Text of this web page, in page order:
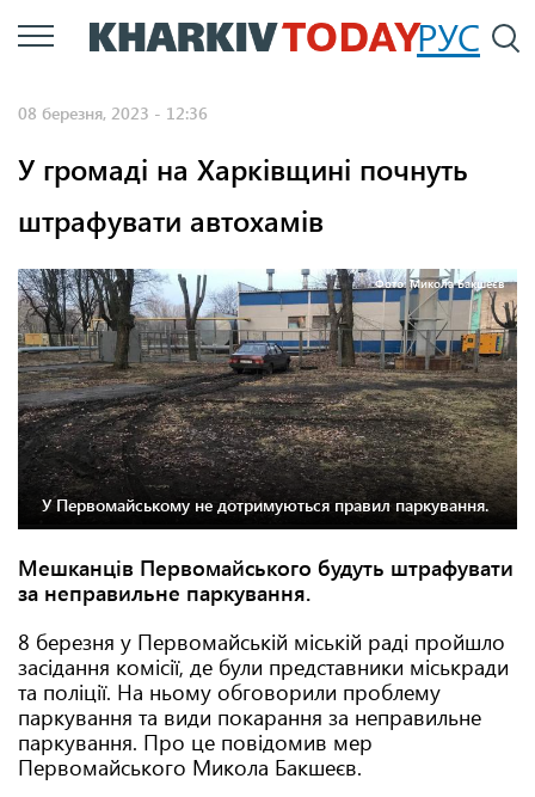
Перейти
до
РУС
08 березня, 2023 - 12:36
У громаді на Харківщині почнуть
штрафувати автохамів
Фото: Микола Бакшеєв
У Первомайському не дотримуються правил паркування.
Мешканців Первомайського будуть штрафувати
за неправильне паркування.
8 березня у Первомайській міській раді пройшло
засідання комісії, де були представники міськради
та поліції. На ньому обговорили проблему
паркування та види покарання за неправильне
паркування. Про це повідомив мер
Первомайського Микола Бакшеєв.